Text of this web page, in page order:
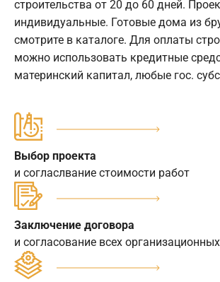
строительства от 20 до 60 дней.
индивидуальные. Готовые дома из
смотрите в каталоге. Для оплаты
можно использовать кредитные
материнский капитал, любые гос.
Выбор проекта
и согласлвание стоимости работ
Заключение договора
и согласование всех